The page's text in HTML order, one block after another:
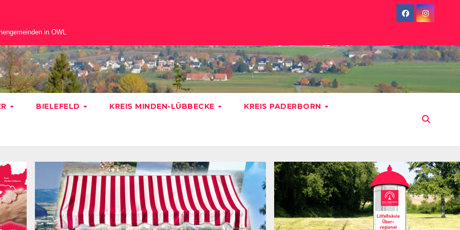
in OWL
BIELEFELD KREIS MINDEN-LÜBBECKE KREIS PADERBORN